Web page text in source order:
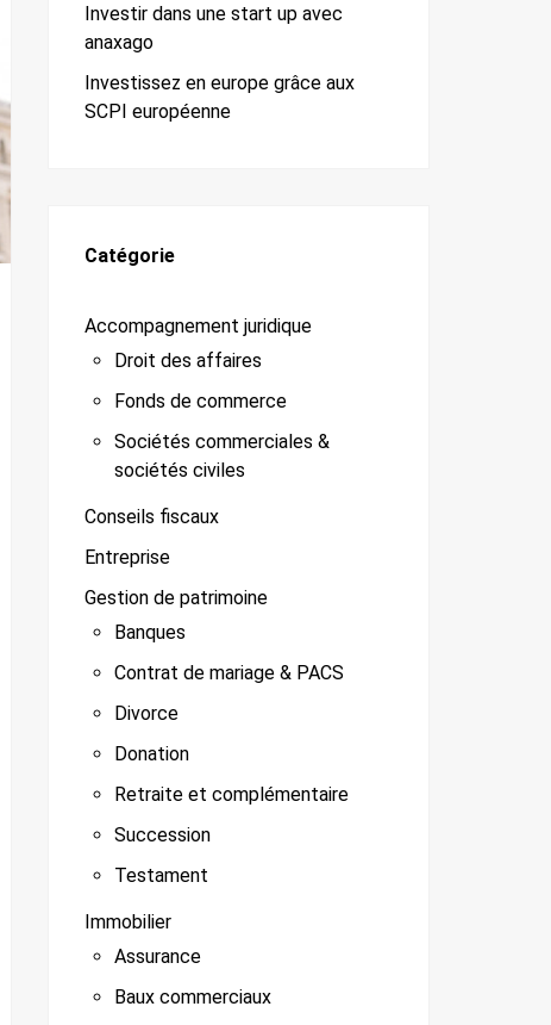
Investir dans une start up avec
anaxago
Investissez en europe grâce aux
SCPI européenne
Catégorie
Accompagnement juridique
Droit des affaires
Fonds de commerce
Sociétés commerciales &
sociétés civiles
Conseils fiscaux
Entreprise
Gestion de patrimoine
Banques
Contrat de mariage & PACS
Divorce
Donation
Retraite et complémentaire
Succession
Testament
Immobilier
Assurance
Baux commerciaux